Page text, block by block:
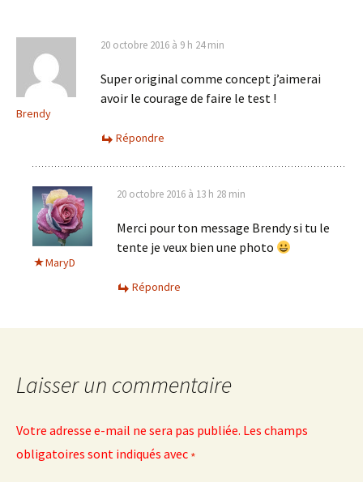
Brendy
20 octobre 2016 à 9 h 24 min
Super original comme concept j’aimerai
avoir le courage de faire le test !
Répondre
MaryD
20 octobre 2016 à 13 h 28 min
Merci pour ton message Brendy si tu le
tente je veux bien une photo
Répondre
Laisser un commentaire
Votre adresse e-mail ne sera pas publiée. Les champs
obligatoires sont indiqués avec *